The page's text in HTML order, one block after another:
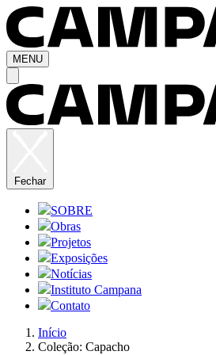
MENU
Fechar
SOBRE
Obras
Projetos
Exposições
Notícias
Instituto Campana
Contato
Início
Coleção: Capacho